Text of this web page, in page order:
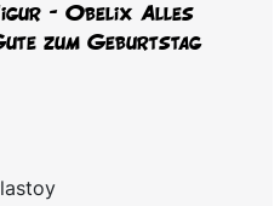
– Obelix Alles
zum Geburtstag